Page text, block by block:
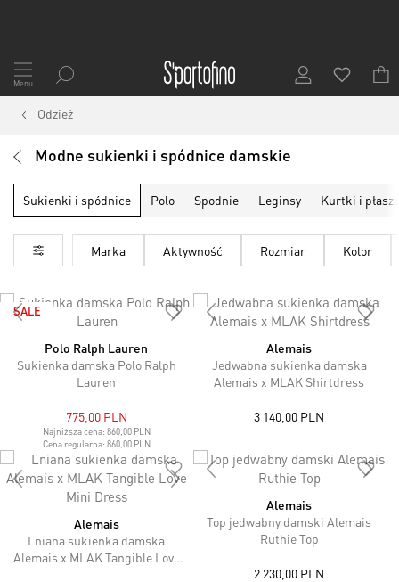
Przejdź
do
treści
Menu
Odzież
Modne sukienki i spódnice damskie
Polo Spodnie Leginsy Kurtki i
Sukienki i spódnice
Marka Aktywność Rozmiar Kolor
SALE
Polo Ralph Lauren
Sukienka damska Polo Ralph
Lauren
775,00 PLN
Najniższa cena: 860,00 PLN
Cena regularna: 860,00 PLN
Alemais
Jedwabna sukienka damska
Alemais x MLAK Shirtdress
3 140,00 PLN
Alemais
Lniana sukienka damska
Alemais x MLAK Tangible Love
Alemais
Top jedwabny damski Alemais
Ruthie Top
2 230,00 PLN